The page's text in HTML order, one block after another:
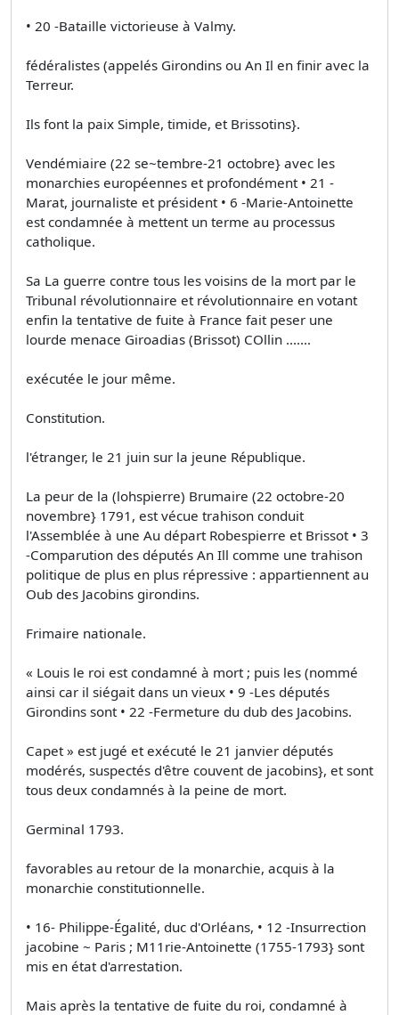
• 20 -Bataille victorieuse à Valmy.
fédéralistes (appelés Girondins ou An Il en finir avec la
Terreur.
Ils font la paix Simple, timide, et Brissotins}.
Vendémiaire (22 se~tembre-21 octobre} avec les
monarchies européennes et profondément • 21 -
Marat, journaliste et président • 6 -Marie-Antoinette
est condamnée à mettent un terme au processus
catholique.
Sa La guerre contre tous les voisins de la mort par le
Tribunal révolutionnaire et révolutionnaire en votant
enfin la tentative de fuite à France fait peser une
lourde menace Giroadias (Brissot) COllin .......
exécutée le jour même.
Constitution.
l'étranger, le 21 juin sur la jeune République.
La peur de la (lohspierre) Brumaire (22 octobre-20
novembre} 1791, est vécue trahison conduit
l'Assemblée à une Au départ Robespierre et Brissot • 3
-Comparution des députés An Ill comme une trahison
politique de plus en plus répressive : appartiennent au
Oub des Jacobins girondins.
Frimaire nationale.
« Louis le roi est condamné à mort ; puis les (nommé
ainsi car il siégait dans un vieux • 9 -Les députés
Girondins sont • 22 -Fermeture du dub des Jacobins.
Capet » est jugé et exécuté le 21 janvier députés
modérés, suspectés d'être couvent de jacobins}, et sont
tous deux condamnés à la peine de mort.
Germinal 1793.
favorables au retour de la monarchie, acquis à la
monarchie constitutionnelle.
• 16- Philippe-Égalité, duc d'Orléans, • 12 -Insurrection
jacobine ~ Paris ; M11rie-Antoinette (1755-1793} sont
mis en état d'arrestation.
Mais après la tentative de fuite du roi, condamné à